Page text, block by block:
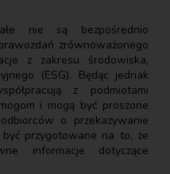
nie są bezpośrednio
zrównoważonego
z zakresu środowiska,
(ESG). Będąc jednak
z podmiotami
i mogą być proszone
o przekazywanie
przygotowane na to, że
informacje dotyczące